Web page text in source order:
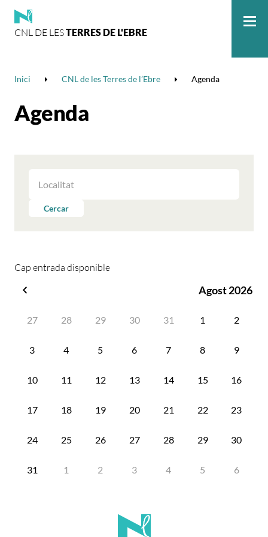
CNL DE LESTERRES DE L'EBRE
Inici CNL de les Terres de l’Ebre Agenda
Agenda
LES
PERCercar
Cap entrada disponible
Agost 2026
27 28 29 30 31 1 2
3 4 5 6 7 8 9
10 11 12 13 14 15 16
17 18 19 20 21 22 23
24 25 26 27 28 29 30
31 1 2 3 4 5 6